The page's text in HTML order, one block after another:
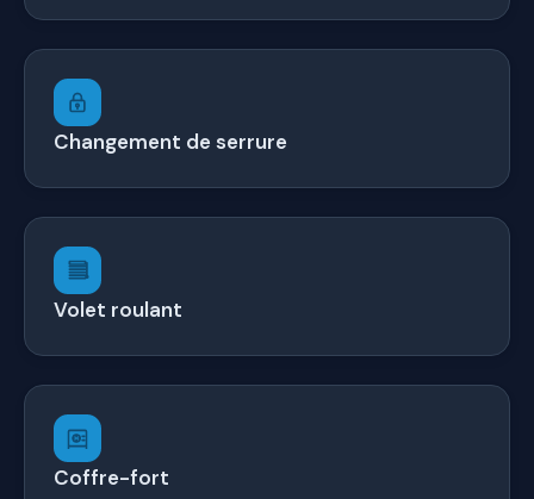
Changement de serrure
Volet roulant
Coffre-fort